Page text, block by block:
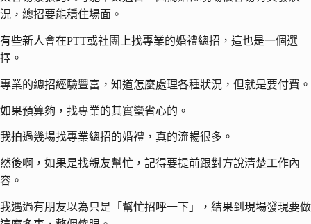
況，總招要能穩住場面。
有些新人會在PTT或社團上找專業的婚禮總招，這也是一個選
擇。
專業的總招經驗豐富，知道怎麼處理各種狀況，但就是要付費。
如果預算夠，找專業的其實蠻省心的。
我拍過幾場找專業總招的婚禮，真的流暢很多。
然後啊，如果是找親友幫忙，記得要提前跟對方說清楚工作內
容。
我遇過有朋友以為只是「幫忙招呼一下」，結果到現場發現要做